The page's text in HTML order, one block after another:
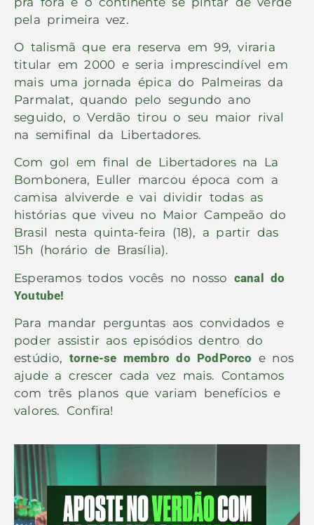
pela primeira vez.
O talismã que era reserva em 99, viraria
titular em 2000 e seria imprescindível em
mais uma jornada épica do Palmeiras da
Parmalat, quando pelo segundo ano
seguido, o Verdão tirou o seu maior rival
na semifinal da Libertadores.
Com gol em final de Libertadores na La
Bombonera, Euller marcou época com a
camisa alviverde e vai dividir todas as
histórias que viveu no Maior Campeão do
Brasil nesta quinta-feira (18), a partir das
15h (horário de Brasília).
Esperamos todos vocês no nosso canal do
Youtube!
Para mandar perguntas aos convidados e
poder assistir aos episódios dentro do
estúdio, torne-se membro do PodPorco e nos
ajude a crescer cada vez mais. Contamos
com três planos que variam benefícios e
valores. Confira!